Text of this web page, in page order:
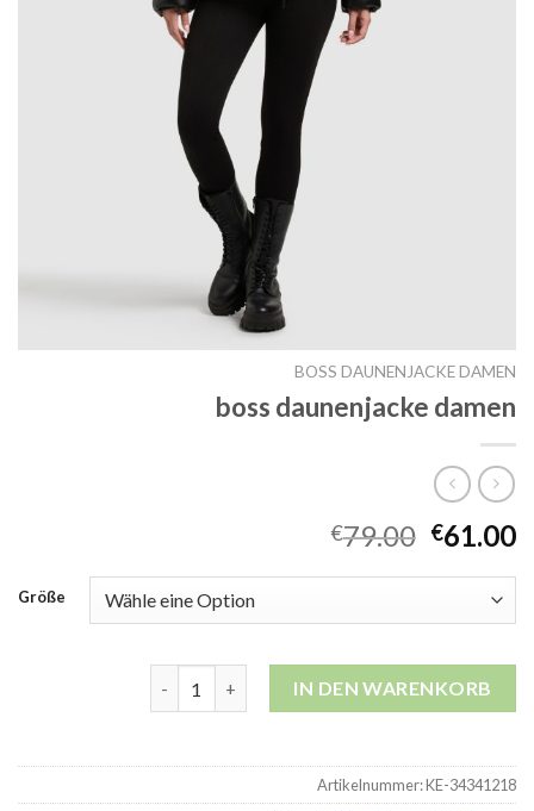
BOSS DAUNENJACKE DAMEN
boss daunenjacke damen
€79.00 €61.00
Größe
IN DEN WARENKORB
Artikelnummer:KE-34341218